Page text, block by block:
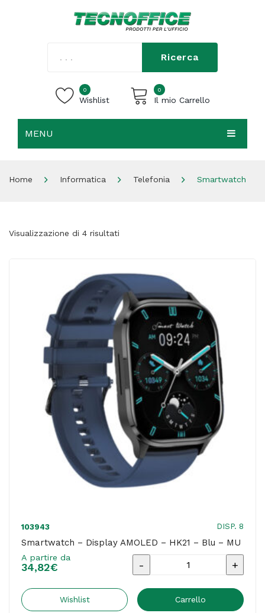
Ricerca
0
Wishlist
0
Il mio Carrello
MENU
CONTATTI
ACQUISTATI
WISHLIST
ORDINI
Home Informatica Telefonia Smartwatch
Visualizzazione di 4 risultati
103943 DISP. 8
Smartwatch – Display AMOLED – HK21 – Blu – MU
A partire da
34,82€
Smartwatch
Display
Wishlist Carrello